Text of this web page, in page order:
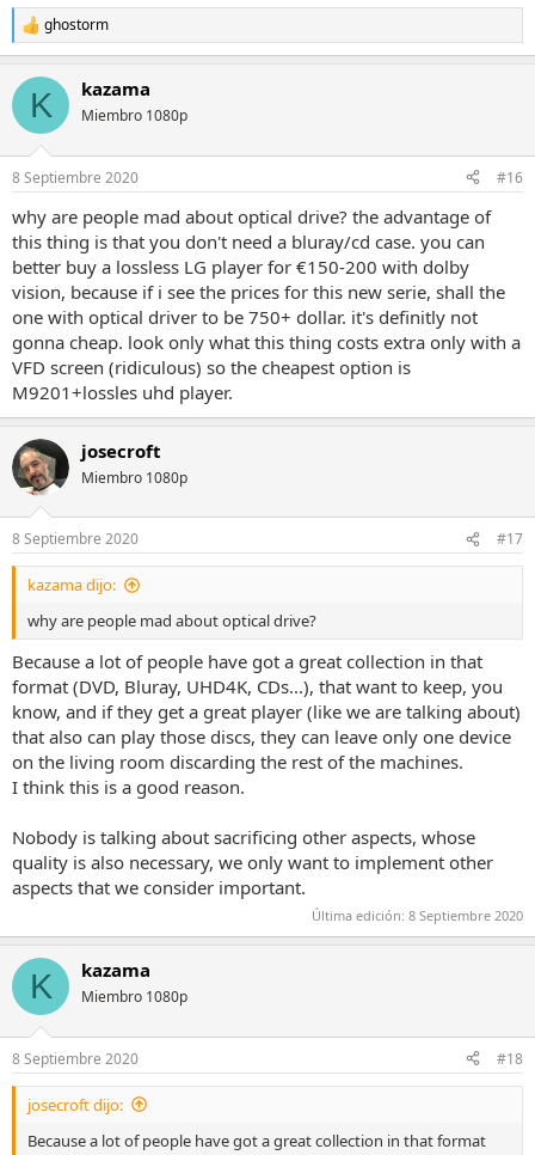
R
e
c
i
e
:
ghostorm
K kazama
Miembro 1080p
8 Septiembre 2020 #16
why are people mad about optical drive? the advantage of
this thing is that you don't need a bluray/cd case. you can
better buy a lossless LG player for €150-200 with dolby
vision, because if i see the prices for this new serie, shall the
one with optical driver to be 750+ dollar. it's definitly not
gonna cheap. look only what this thing costs extra only with a
VFD screen (ridiculous) so the cheapest option is
M9201+lossles uhd player.
josecroft
Miembro 1080p
8 Septiembre 2020 #17
kazama dijo:
why are people mad about optical drive?
Because a lot of people have got a great collection in that
format (DVD, Bluray, UHD4K, CDs...), that want to keep, you
know, and if they get a great player (like we are talking about)
that also can play those discs, they can leave only one device
on the living room discarding the rest of the machines.
I think this is a good reason.
Nobody is talking about sacrificing other aspects, whose
quality is also necessary, we only want to implement other
aspects that we consider important.
Última edición: 8 Septiembre 2020
K kazama
Miembro 1080p
8 Septiembre 2020 #18
josecroft dijo:
Because a lot of people have got a great collection in that format